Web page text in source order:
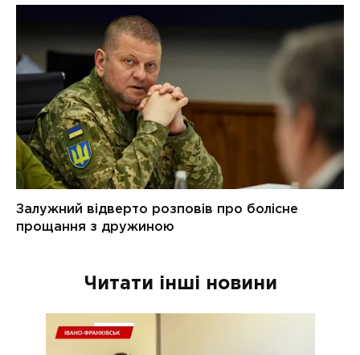
Читати інші новини